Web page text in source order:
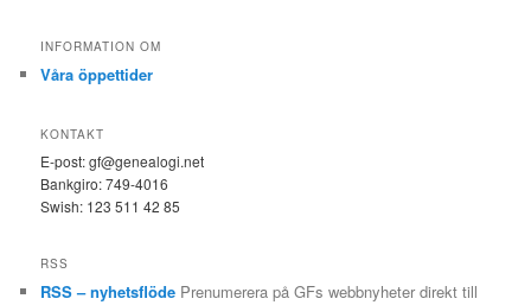
INFORMATION OM
Våra öppettider
KONTAKT
E-post: gf@genealogi.net
Bankgiro: 749-4016
Swish: 123 511 42 85
RSS
RSS – nyhetsflöde Prenumerera på GFs webbnyheter direkt till